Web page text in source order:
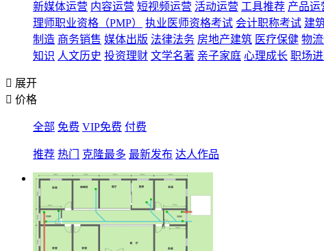
新媒体运营 内容运营 短视频运营 活动运营 工具推荐 产品运
理师职业资格（PMP）
执业医师资格考试 会计职称考试 建
制造 商务销售 媒体出版 法律法务 房地产建筑 医疗保健 物
知识 人文历史 投资理财 文学名著 亲子家庭 心理成长 职场
 展开
 价格
全部 免费 VIP免费 付费
推荐 热门 克隆最多 最新发布 达人作品